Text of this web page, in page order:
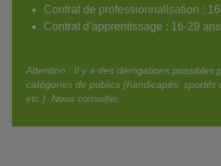
Contrat de professionnalisation :
Contrat d'apprentissage : 16-29 ans
Attention : Il y a des dérogations possibles
catégories de publics (handicapés, sportifs
etc.). Nous consulter.